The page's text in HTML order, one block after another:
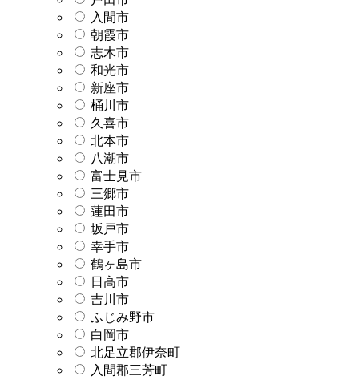
入間市
朝霞市
志木市
和光市
新座市
桶川市
久喜市
北本市
八潮市
富士見市
三郷市
蓮田市
坂戸市
幸手市
鶴ヶ島市
日高市
吉川市
ふじみ野市
白岡市
北足立郡伊奈町
入間郡三芳町